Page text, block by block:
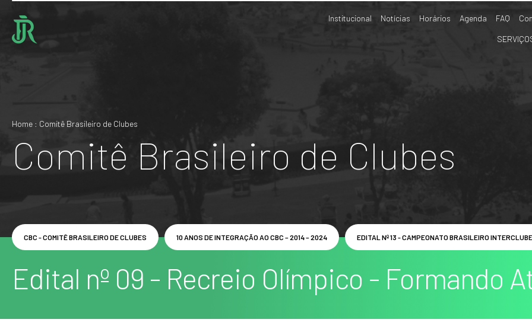
Institucional Notícias Horários Agenda FAQ
Home : Comitê Brasileiro de Clubes
Comitê Brasileiro de Clubes
Edital nº 09 - Recreio Olímpico - Formando
CBC - COMITÊ BRASILEIRO DE CLUBES 10 ANOS DE INTEGRAÇÃO AO CBC – 2014 – 2024 EDITAL Nº 13 - CAMPEONATO BRASILEIRO